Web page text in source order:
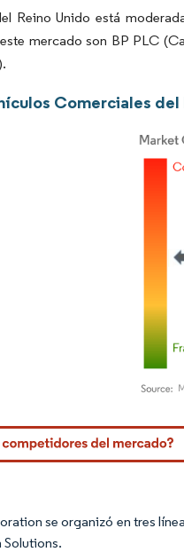
Reino Unido está
mercado son BP PLC
Comerciales del
Imagen © Mordor
se organizó en tres